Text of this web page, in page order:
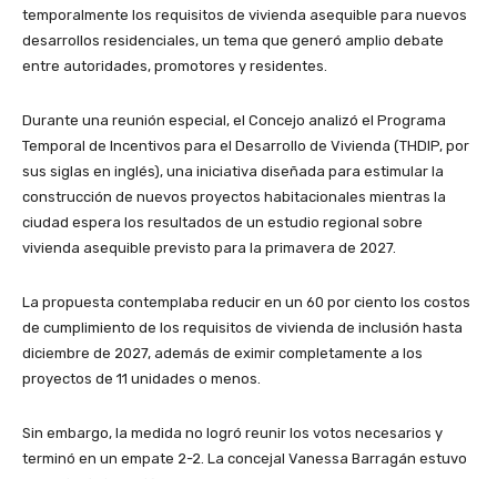
temporalmente los requisitos de vivienda asequible para nuevos
desarrollos residenciales, un tema que generó amplio debate
entre autoridades, promotores y residentes.
Durante una reunión especial, el Concejo analizó el Programa
Temporal de Incentivos para el Desarrollo de Vivienda (THDIP, por
sus siglas en inglés), una iniciativa diseñada para estimular la
construcción de nuevos proyectos habitacionales mientras la
ciudad espera los resultados de un estudio regional sobre
vivienda asequible previsto para la primavera de 2027.
La propuesta contemplaba reducir en un 60 por ciento los costos
de cumplimiento de los requisitos de vivienda de inclusión hasta
diciembre de 2027, además de eximir completamente a los
proyectos de 11 unidades o menos.
Sin embargo, la medida no logró reunir los votos necesarios y
terminó en un empate 2-2. La concejal Vanessa Barragán estuvo